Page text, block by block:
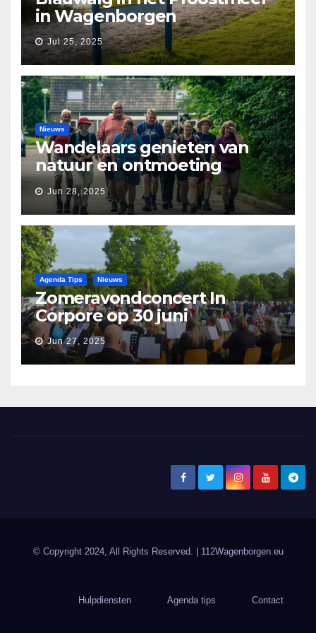
in Wagenborgen
Jul 25, 2025
Nieuws
Wandelaars genieten van
natuur en ontmoeting
tijdens Etapperonde
Pronkjewailpad
Jun 28, 2025
Agenda Tips Nieuws
Zomeravondconcert In
Corpore op 30 juni
Jun 27, 2025
© Copyright 2024, All Rights Reserved. | 112Wagenborgen.eu
Hulpdiensten Agenda tips Contact